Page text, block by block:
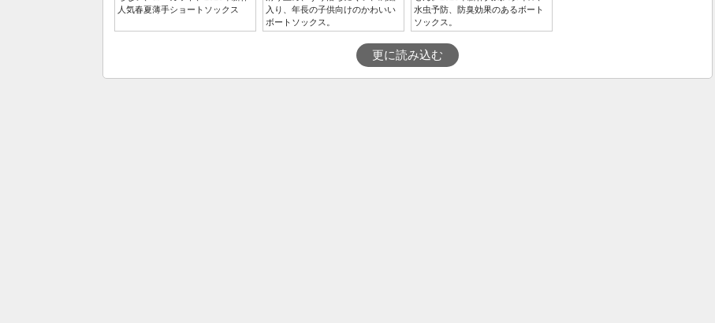
人気春夏薄手ショートソックス
入り、年長の子供向けのかわいい
ボートソックス。
水虫予防、防臭効果のあるボート
ソックス。
更に読み込む